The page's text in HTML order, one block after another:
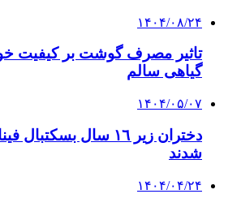
۱۴۰۴/۰۸/۲۴
تاثیر مصرف گوشت بر کیفیت
گیاهی سالم
۱۴۰۴/۰۵/۰۷
دختران زیر ١٦ سال
شدند
۱۴۰۴/۰۴/۲۴